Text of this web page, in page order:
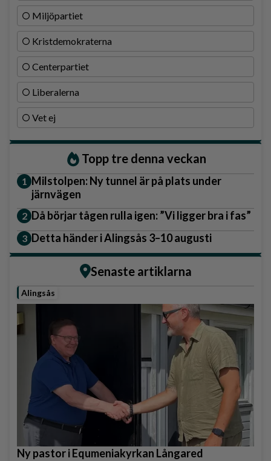
Miljöpartiet
Kristdemokraterna
Centerpartiet
Liberalerna
Vet ej
Topp tre denna veckan
Milstolpen: Ny tunnel är på plats under
järnvägen
Då börjar tågen rulla igen: ”Vi ligger bra i fas”
Detta händer i Alingsås 3–10 augusti
Senaste artiklarna
Alingsås
Ny pastor i Equmeniakyrkan Långared